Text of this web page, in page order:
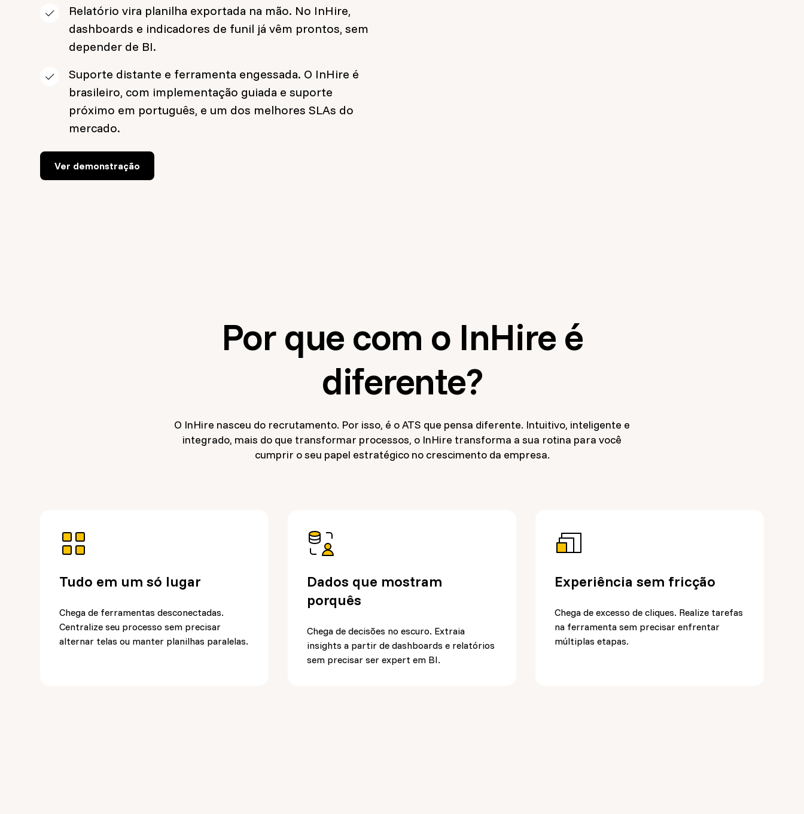
Relatório vira planilha exportada na mão. No InHire,
dashboards e indicadores de funil já vêm prontos, sem
depender de BI.
Suporte distante e ferramenta engessada. O InHire é
brasileiro, com implementação guiada e suporte
próximo em português, e um dos melhores SLAs do
mercado.
Ver demonstração
Por que com o InHire é
diferente?
O InHire nasceu do recrutamento. Por isso, é o ATS que pensa diferente. Intuitivo, inteligente e
integrado, mais do que transformar processos, o InHire transforma a sua rotina para você
cumprir o seu papel estratégico no crescimento da empresa.
Tudo em um só lugar
Chega de ferramentas desconectadas.
Centralize seu processo sem precisar
alternar telas ou manter planilhas paralelas.
Dados que mostram
porquês
Chega de decisões no escuro. Extraia
insights a partir de dashboards e relatórios
sem precisar ser expert em BI.
Experiência sem fricção
Chega de excesso de cliques. Realize tarefas
na ferramenta sem precisar enfrentar
múltiplas etapas.